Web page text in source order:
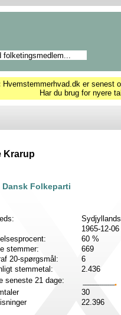
Hvemstemmerhvad.dk er senest
Har du brug for nyere
Krarup
Dansk Folkeparti
1965-12-06
60 %
stemmer:
669
20-spørgsmål:
6
stemmetal:
2.436
seneste 21 dage:
30
22.396